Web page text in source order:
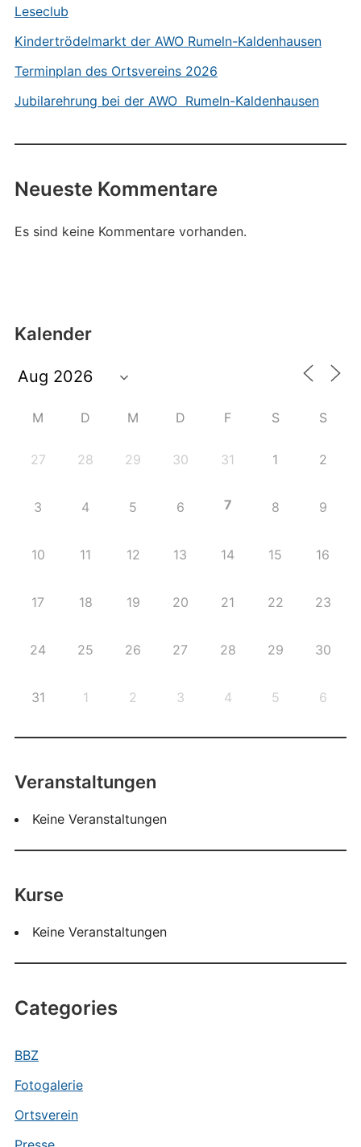
Leseclub
Kindertrödelmarkt der AWO Rumeln-Kaldenhausen
Terminplan des Ortsvereins 2026
Jubilarehrung bei der AWO Rumeln-Kaldenhausen
Neueste Kommentare
Es sind keine Kommentare vorhanden.
Kalender
M D M D F S S
27 28 29 30 31 1 2
3 4 5 6 7 8 9
10 11 12 13 14 15 16
17 18 19 20 21 22 23
24 25 26 27 28 29 30
31 1 2 3 4 5 6
Veranstaltungen
Keine Veranstaltungen
Kurse
Keine Veranstaltungen
Categories
BBZ
Fotogalerie
Ortsverein